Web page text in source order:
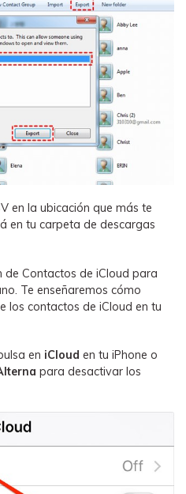
en la ubicación que más te
en tu carpeta de descargas
de Contactos de iCloud para
Te enseñaremos cómo
los contactos de iCloud en tu
en iCloud en tu iPhone o
para desactivar los